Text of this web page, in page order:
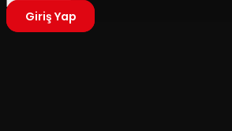
Giriş Yap